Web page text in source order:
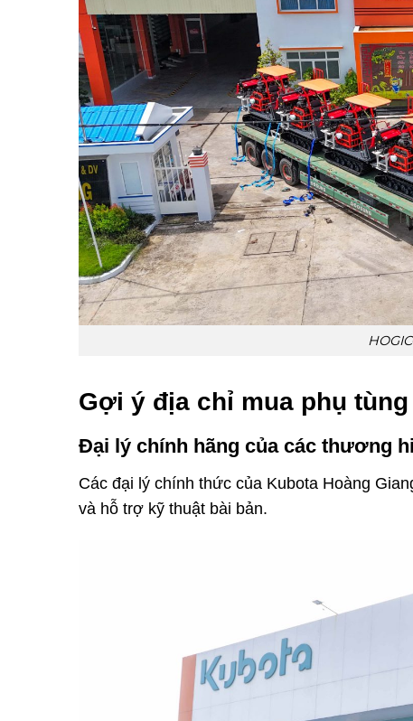
Gợi ý địa chỉ mua phụ
Đại lý chính hãng của các thương
Các đại lý chính thức của Kubota Hoàng
và hỗ trợ kỹ thuật bài bản.